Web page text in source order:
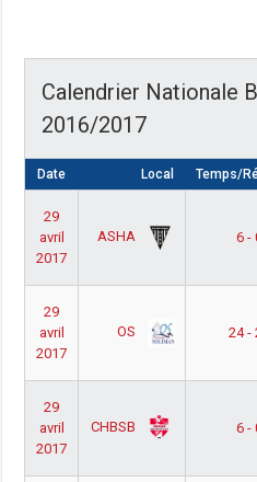
Calendrier Nationale
2016/2017
Date Local Temps/
29
avril
2017
ASHA 6 -
29
avril
2017
OS 24 -
29
avril
2017
CHBSB 6 -